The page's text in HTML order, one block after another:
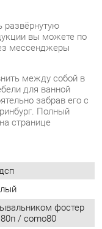
между собой в
для ванной
забрав его с
Полный
странице
мнением.